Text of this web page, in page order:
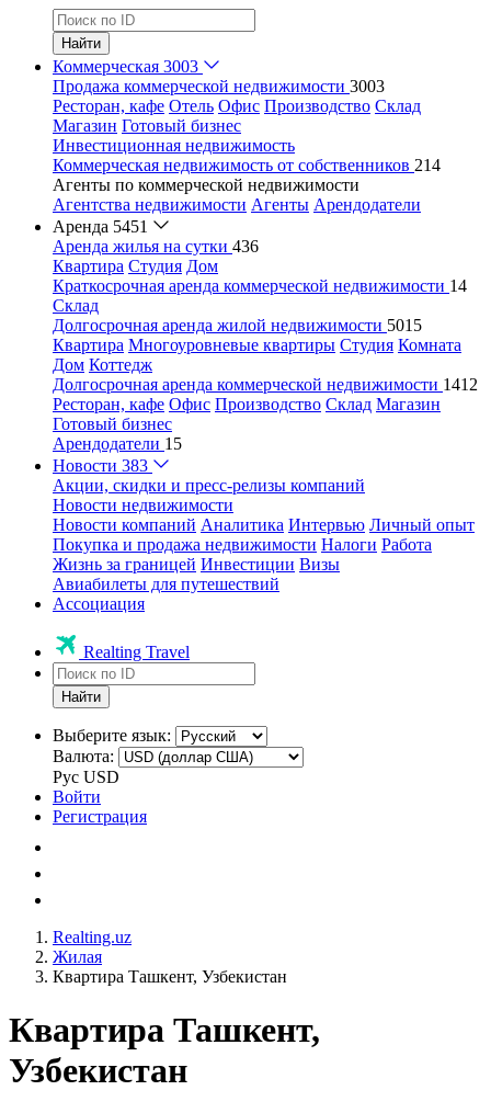
Найти
Коммерческая 3003
Продажа коммерческой недвижимости 3003
Ресторан, кафе Отель Офис Производство Склад
Магазин Готовый бизнес
Инвестиционная недвижимость
Коммерческая недвижимость от собственников 214
Агенты по коммерческой недвижимости
Агентства недвижимости Агенты Арендодатели
Аренда 5451
Аренда жилья на сутки 436
Квартира Студия Дом
Краткосрочная аренда коммерческой недвижимости 14
Склад
Долгосрочная аренда жилой недвижимости 5015
Квартира Многоуровневые квартиры Студия Комната
Дом Коттедж
Долгосрочная аренда коммерческой недвижимости 1412
Ресторан, кафе Офис Производство Склад Магазин
Готовый бизнес
Арендодатели 15
Новости 383
Акции, скидки и пресс-релизы компаний
Новости недвижимости
Новости компаний Аналитика Интервью Личный опыт
Покупка и продажа недвижимости Налоги Работа
Жизнь за границей Инвестиции Визы
Авиабилеты для путешествий
Ассоциация
Realting Travel
Найти
Выберите язык:
Валюта:
Рус USD
Войти
Регистрация
Realting.uz
Жилая
Квартира Ташкент, Узбекистан
Квартира Ташкент,
Узбекистан